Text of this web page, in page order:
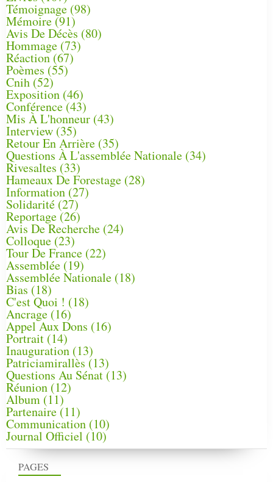
PAGES
Témoignage (98)
Mémoire (91)
Avis De Décès (80)
Hommage (73)
Réaction(67)
Poèmes (55)
Cnih (52)
Exposition (46)
Conférence(43)
Mis À L'honneur (43)
Interview (35)
Retour En Arrière (35)
Questions À L'assemblée Nationale (34)
Rivesaltes (33)
Hameaux De Forestage (28)
Information (27)
Solidarité (27)
Reportage (26)
Avis De Recherche (24)
Colloque (23)
Tour De France (22)
Assemblée (19)
Assemblée Nationale (18)
Bias (18)
C'est Quoi ! (18)
Ancrage (16)
Appel Aux Dons (16)
Portrait (14)
Inauguration (13)
Patriciamirallès (13)
Questions Au Sénat(13)
Réunion (12)
Album (11)
Partenaire(11)
Communication (10)
Journal Officiel (10)